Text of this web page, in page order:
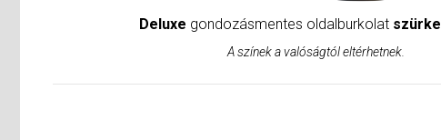
Deluxe gondozásmentes oldalburkolatszürke
A színek a valóságtól eltérhetnek.